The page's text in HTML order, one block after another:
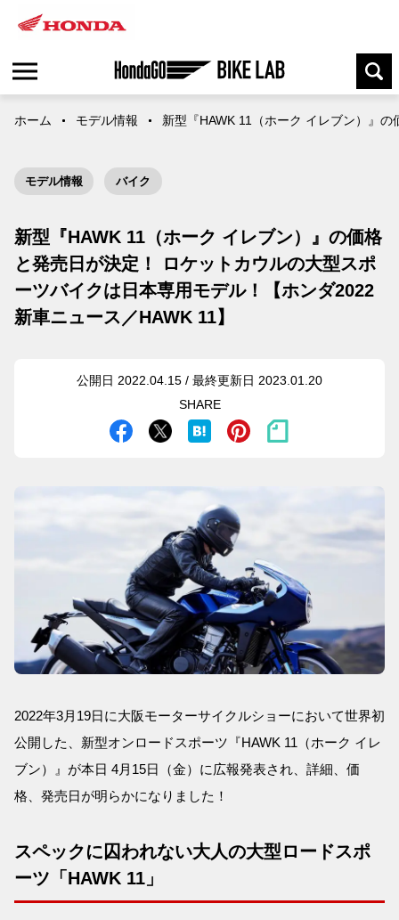
ホーム モデル情報 新型『HAWK 11（ホーク イレブン）』
モデル情報 バイク
新型『HAWK 11（ホーク イレブン）』の価格
と発売日が決定！ ロケットカウルの大型スポ
ーツバイクは日本専用モデル！【ホンダ2022
新車ニュース／HAWK 11】
公開日 2022.04.15 / 最終更新日 2023.01.20
SHARE
2022年3月19日に大阪モーターサイクルショーにおいて世界初
公開した、新型オンロードスポーツ『HAWK 11（ホーク イレ
ブン）』が本日 4月15日（金）に広報発表され、詳細、価
格、発売日が明らかになりました！
スペックに囚われない大人の大型ロードスポ
ーツ「HAWK 11」